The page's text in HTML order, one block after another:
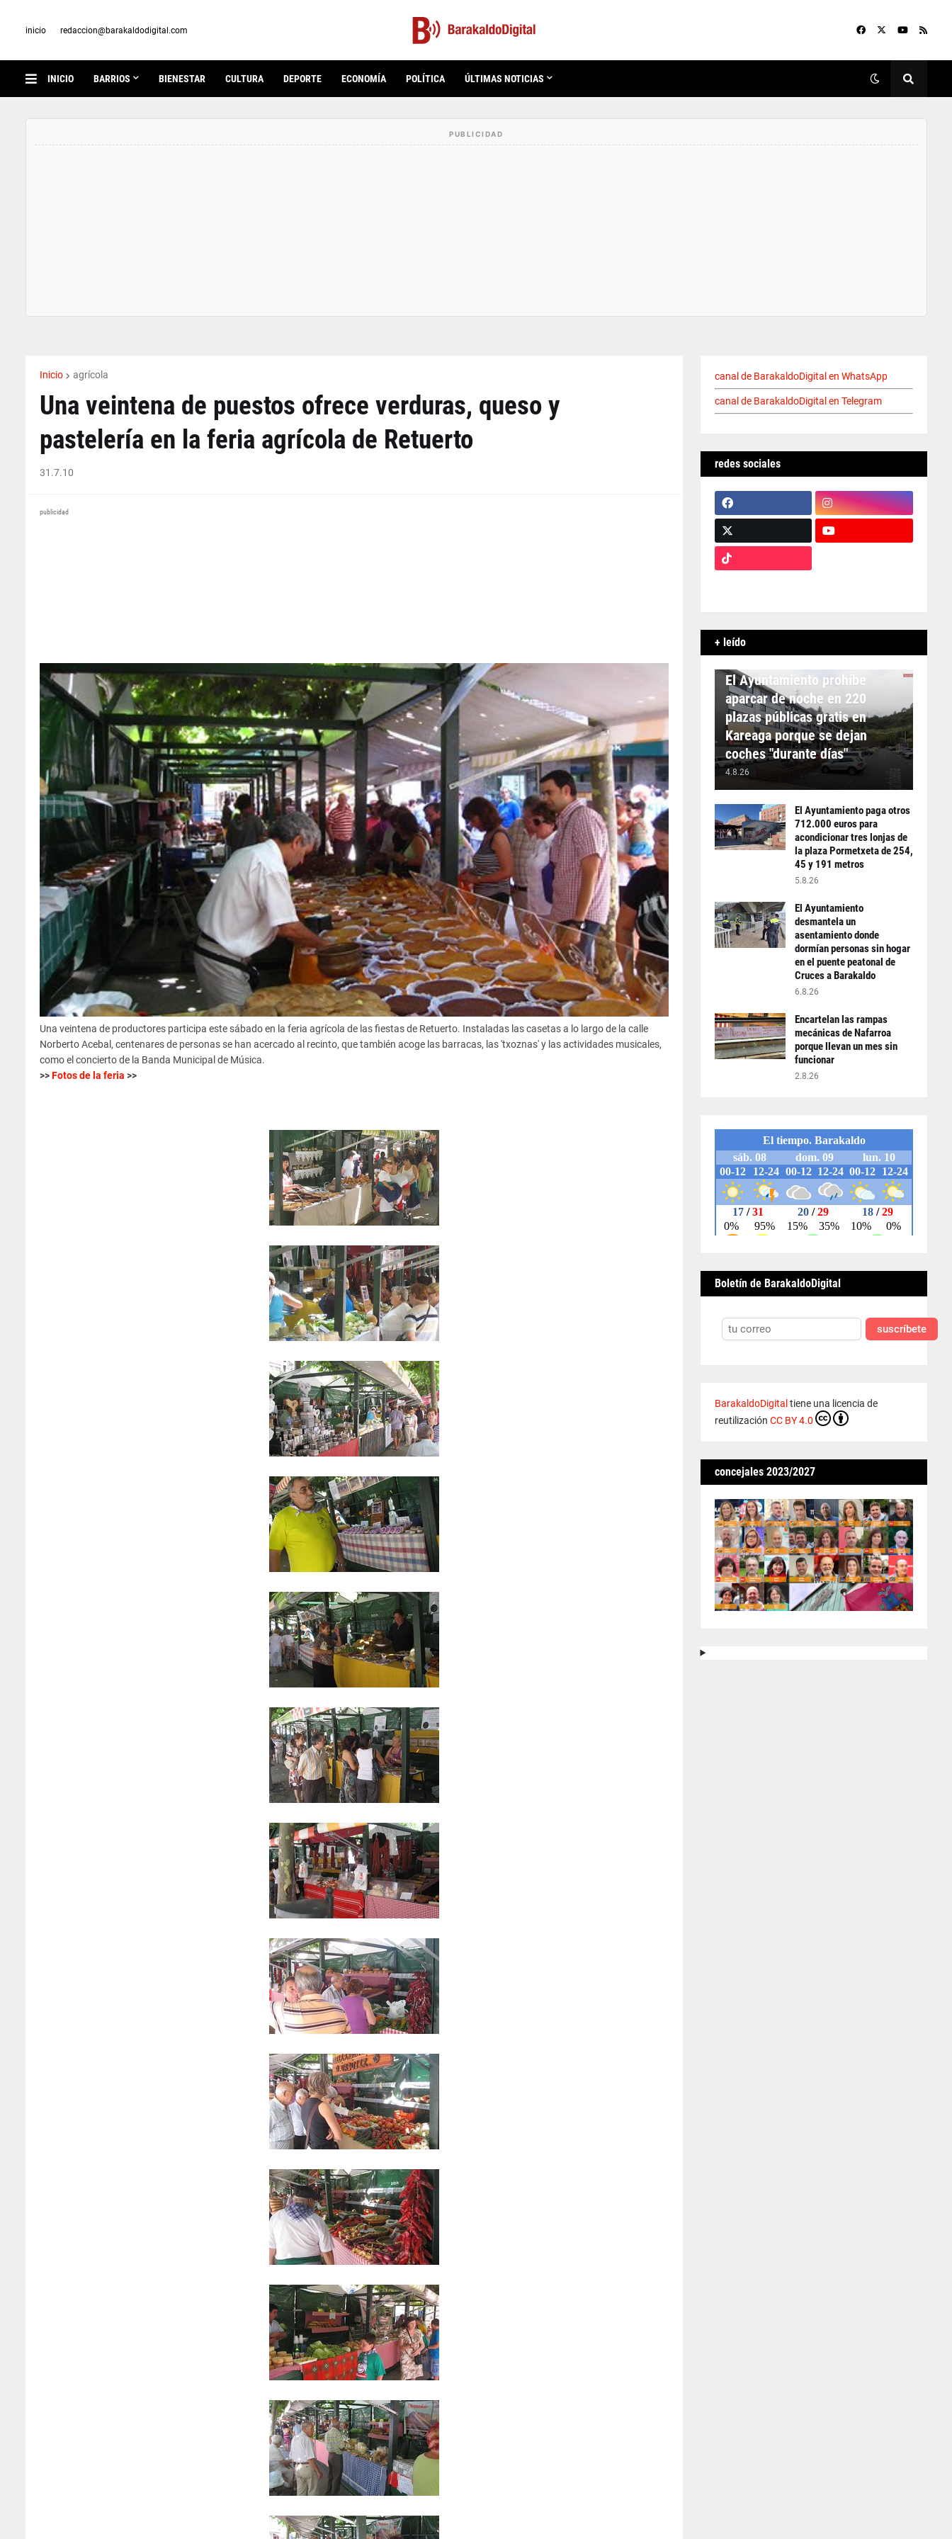
inicio redaccion@barakaldodigital.com
INICIO BARRIOS BIENESTAR CULTURA DEPORTE ECONOMÍA POLÍTICA ÚLTIMAS NOTICIAS
Inicio agrícola
Una veintena de puestos ofrece verduras, queso y
pastelería en la feria agrícola de Retuerto
31.7.10
publicidad
Una veintena de productores participa este sábado en la feria agrícola de las fiestas de Retuerto. Instaladas las casetas a lo largo de la calle
Norberto Acebal, centenares de personas se han acercado al recinto, que también acoge las barracas, las 'txoznas' y las actividades musicales,
como el concierto de la Banda Municipal de Música.
>>Fotos de la feria >>
canal de BarakaldoDigital en WhatsApp
canal de BarakaldoDigital en Telegram
redes sociales
+ leído
APARCAMIENTO
El Ayuntamiento prohíbe
aparcar de noche en 220
plazas públicas gratis en
Kareaga porque se dejan
coches "durante días"
4.8.26
El Ayuntamiento paga otros
712.000 euros para
acondicionar tres lonjas de
la plaza Pormetxeta de 254,
45 y 191 metros
5.8.26
El Ayuntamiento
desmantela un
asentamiento donde
dormían personas sin hogar
en el puente peatonal de
Cruces a Barakaldo
6.8.26
Encartelan las rampas
mecánicas de Nafarroa
porque llevan un mes sin
funcionar
2.8.26
Boletín de BarakaldoDigital
suscríbete
BarakaldoDigital tiene una licencia de
reutilización CC BY 4.0
concejales 2023/2027